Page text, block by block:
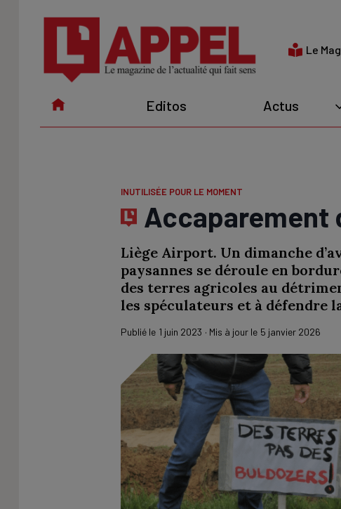
Le
Editos Actus
INUTILISÉE POUR LE MOMENT
Accaparement
Liège Airport. Un dimanche
paysannes se déroule en
des terres agricoles au
les spéculateurs et à
Publié le 1 juin 2023 · Mis à jour le 5 janvier 2026